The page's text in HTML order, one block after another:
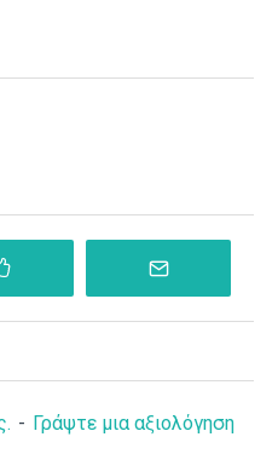
- Γράψτε μια αξιολόγηση